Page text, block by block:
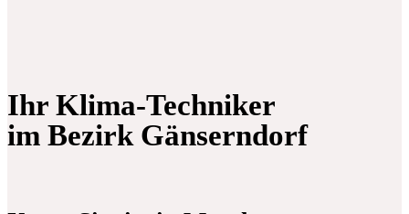
Ihr Klima-Techniker
im Bezirk Gänserndorf